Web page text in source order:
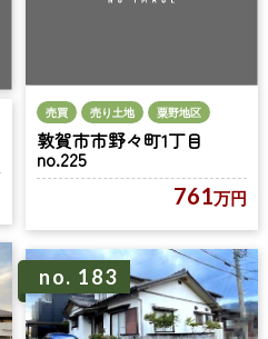
売買 売り土地 粟野地区
敦賀市市野々町1丁目
no.225
761万円
no. 183